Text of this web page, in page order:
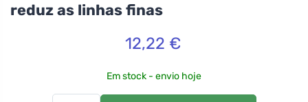
reduz as linhas finas
12,22 €
Em stock - envio hoje